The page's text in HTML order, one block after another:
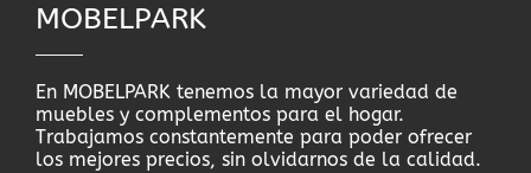
MOBELPARK
En MOBELPARK tenemos la mayor variedad de
muebles y complementos para el hogar.
Trabajamos constantemente para poder ofrecer
los mejores precios, sin olvidarnos de la calidad.